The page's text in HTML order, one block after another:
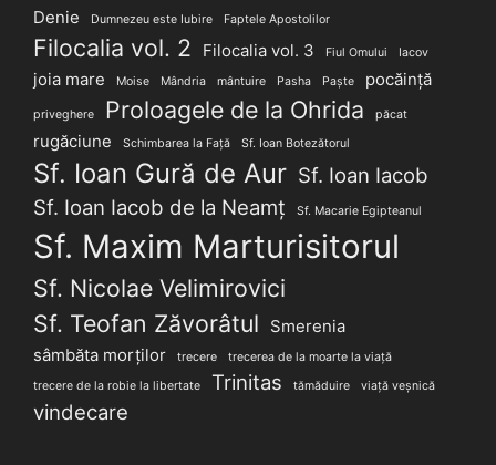
Denie Dumnezeu este Iubire Faptele Apostolilor
Filocalia vol. 2 Filocalia vol. 3 Fiul Omului Iacov
joia mare Moise Mândria mântuire Pasha Paște pocăință
priveghere Proloagele de la Ohrida păcat
rugăciune Schimbarea la Față Sf. Ioan Botezătorul
Sf. Ioan Gură de Aur Sf. Ioan Iacob
Sf. Ioan Iacob de la Neamț
Sf. Macarie Egipteanul
Sf. Maxim Marturisitorul
Sf. Nicolae Velimirovici
Sf. Teofan Zăvorâtul
Smerenia
sâmbăta morților
trecere
trecerea de la moarte la viață
trecere de la robie la libertate
Trinitas tămăduire viață veșnică
vindecare